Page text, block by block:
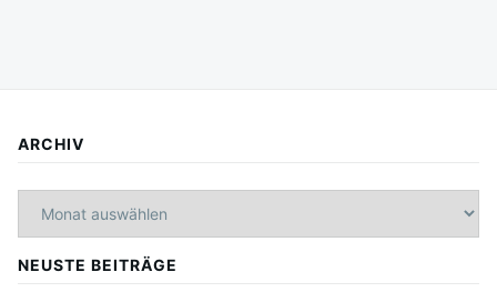
ARCHIV
NEUSTE BEITRÄGE